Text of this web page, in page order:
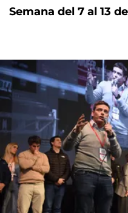
Semana del 7 al 13